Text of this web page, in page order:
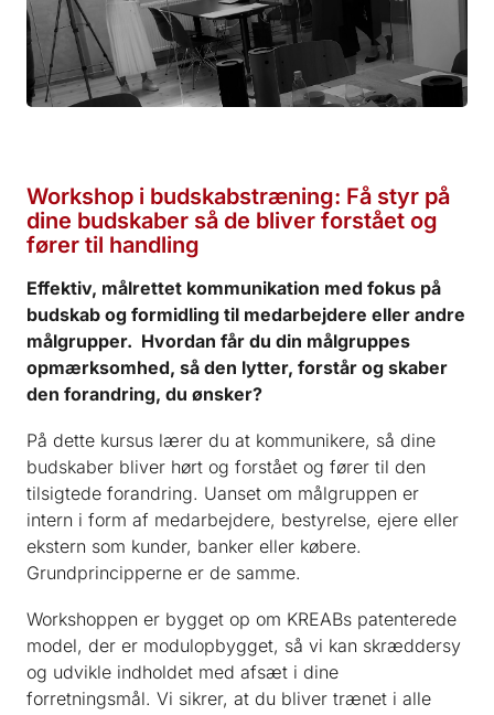
Workshop i budskabstræning: Få styr på
dine budskaber så de bliver forstået og
fører til handling
Effektiv, målrettet kommunikation med fokus på
budskab og formidling til medarbejdere eller andre
målgrupper. Hvordan får du din målgruppes
opmærksomhed, så den lytter, forstår og skaber
den forandring, du ønsker?
På dette kursus lærer du at kommunikere, så dine
budskaber bliver hørt og forstået og fører til den
tilsigtede forandring. Uanset om målgruppen er
intern i form af medarbejdere, bestyrelse, ejere eller
ekstern som kunder, banker eller købere.
Grundprincipperne er de samme.
Workshoppen er bygget op om KREABs patenterede
model, der er modulopbygget, så vi kan skræddersy
og udvikle indholdet med afsæt i dine
forretningsmål. Vi sikrer, at du bliver trænet i alle